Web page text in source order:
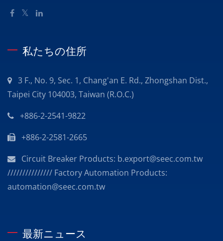
私たちの住所
3 F., No. 9, Sec. 1, Chang'an E. Rd., Zhongshan Dist.,
Taipei City 104003, Taiwan (R.O.C.)
+886-2-2541-9822
+886-2-2581-2665
Circuit Breaker Products: b.export@seec.com.tw
/////////////// Factory Automation Products:
automation@seec.com.tw
最新ニュース